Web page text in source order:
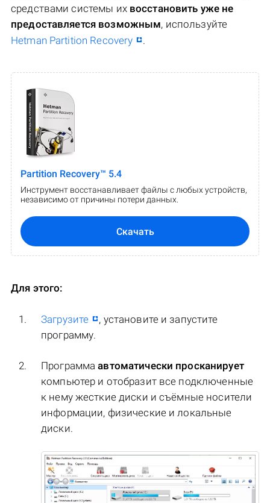
средствами системы их восстановить уже не
предоставляется возможным, используйте
Hetman Partition Recovery
.
Partition Recovery™ 5.4
Инструмент восстанавливает файлы с любых устройств,
независимо от причины потери данных.
Скачать
Для этого:
Загрузите
, установите и запустите
программу.
Программаавтоматически просканирует
компьютер и отобразит все подключенные
к нему жесткие диски и съёмные носители
информации, физические и локальные
диски.